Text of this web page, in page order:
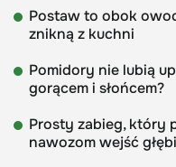
Postaw to obok
znikną z kuchni
Pomidory nie lubią
gorącem i słońcem?
Prosty zabieg, który
nawozom wejść